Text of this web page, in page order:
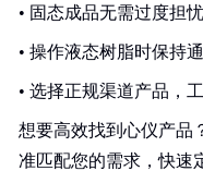
• 固态成品无需过度担
• 操作液态树脂时保持
• 选择正规渠道产品，
想要高效找到心仪产品
准匹配您的需求，快速